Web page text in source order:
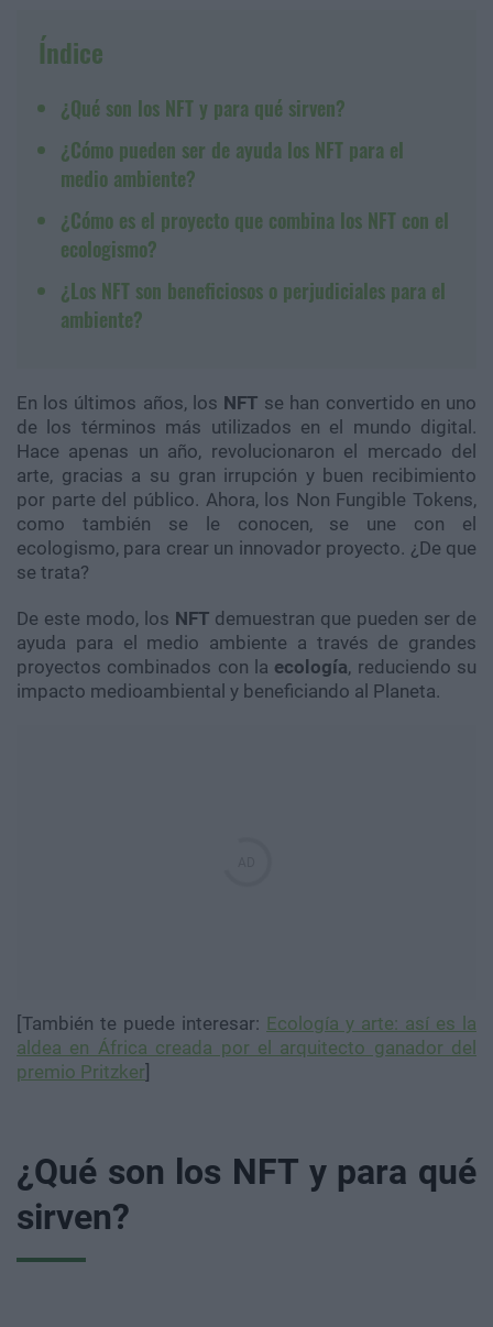
Índice
¿Qué son los NFT y para qué sirven?
¿Cómo pueden ser de ayuda los NFT para el
medio ambiente?
¿Cómo es el proyecto que combina los NFT con el
ecologismo?
¿Los NFT son beneficiosos o perjudiciales para el
ambiente?
En los últimos años, los NFT se han convertido en uno
de los términos más utilizados en el mundo digital.
Hace apenas un año, revolucionaron el mercado del
arte, gracias a su gran irrupción y buen recibimiento
por parte del público. Ahora, los Non Fungible Tokens,
como también se le conocen, se une con el
ecologismo, para crear un innovador proyecto. ¿De que
se trata?
De este modo, los NFT demuestran que pueden ser de
ayuda para el medio ambiente a través de grandes
proyectos combinados con la ecología, reduciendo su
impacto medioambiental y beneficiando al Planeta.
[También te puede interesar: Ecología y arte: así es la
aldea en África creada por el arquitecto ganador del
premio Pritzker]
¿Qué son los NFT y para qué
sirven?